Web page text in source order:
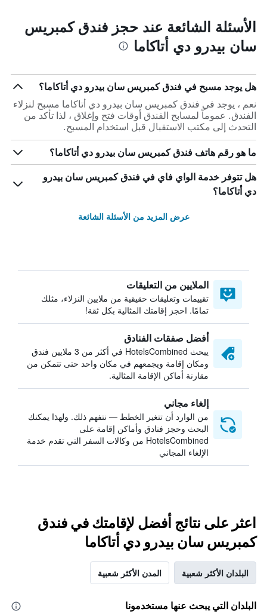
الأسئلة الشائعة عند حجز فندق كمبريس
سان بيدرو دي أتاكاما
هل يوجد مسبح في فندق كمبريس سان بيدرو دي أتاكاما؟
نعم ، يوجد في فندق كمبريس سان بيدرو دي أتاكاما مسبح لنزلاء
الفندق. عموماً لمسابح الفندق أوقات فتح وإغلاق ، لذا تأكد من
التحدث إلى مكتب الاستقبال قبل استخدام المسبح.
ما هو رقم هاتف فندق كمبريس سان بيدرو دي أتاكاما؟
هل تتوفر خدمة الواي فاي في فندق كمبريس سان بيدرو
دي أتاكاما؟
عرض المزيد من الأسئلة الشائعة
الملايين من التعليقات
تقييمات وتعليقات حقيقية من ملايين النزلاء، مثلك
تمامًا. احجز إقامتك المثالية بكل ثقة!
أفضل صفقات الفنادق
يبحث HotelsCombined في أكثر من 3 ملايين فندق
ومكان إقامة ويجمعهم في مكان واحد حتى تتمكن من
مقارنة أماكن الإقامة المثالية.
إلغاء مجاني
من الوارد أن تتغير الخطط — نتفهم ذلك. ولهذا يمكنك
البحث وحجز فنادق وأماكن إقامة على
HotelsCombined من وكالات السفر التي تقدم خدمة
الإلغاء المجاني
اعثر على نتائج أفضل لإقامتك في فندق
كمبريس سان بيدرو دي أتاكاما
البلدان الأكثر شعبية المدن الأكثر شعبية
البلدان التي يبحث عنها مستخدمونا